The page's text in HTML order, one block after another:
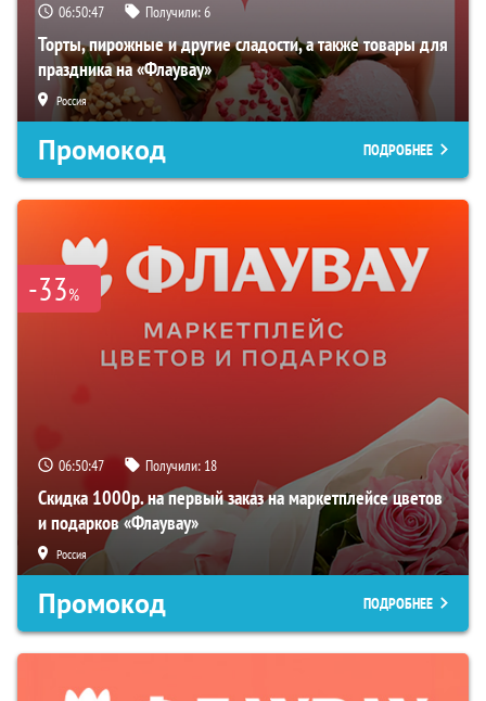
06:50:46 Получили:6
Торты, пирожные и другие сладости, а также товары для
праздника на «Флаувау»
Россия
Промокод ПОДРОБНЕЕ
-33%
06:50:46 Получили: 18
Скидка 1000р. на первый заказ на маркетплейсе цветов
и подарков «Флаувау»
Россия
Промокод ПОДРОБНЕЕ